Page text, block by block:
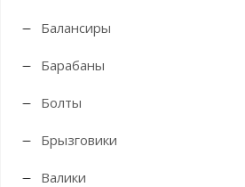
Балансиры
Барабаны
Болты
Брызговики
Валики